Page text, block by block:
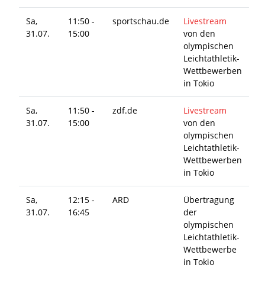
Sa,
31.07.
11:50 -
15:00
sportschau.de
Livestream
von den
olympischen
Leichtathletik-
Wettbewerben
in Tokio
Sa,
31.07.
11:50 -
15:00
zdf.de
Livestream
von den
olympischen
Leichtathletik-
Wettbewerben
in Tokio
Sa,
31.07.
12:15 -
16:45
ARD
Übertragung
der
olympischen
Leichtathletik-
Wettbewerbe
in Tokio